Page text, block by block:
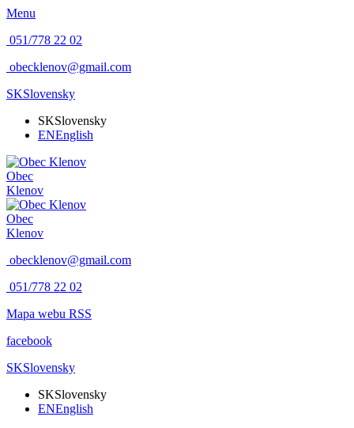
Menu
051/778 22 02
obecklenov@gmail.com
SKSlovensky
SKSlovensky
ENEnglish
Obec
Klenov
Obec
Klenov
obecklenov@gmail.com
051/778 22 02
Mapa webu RSS
facebook
SKSlovensky
SKSlovensky
ENEnglish